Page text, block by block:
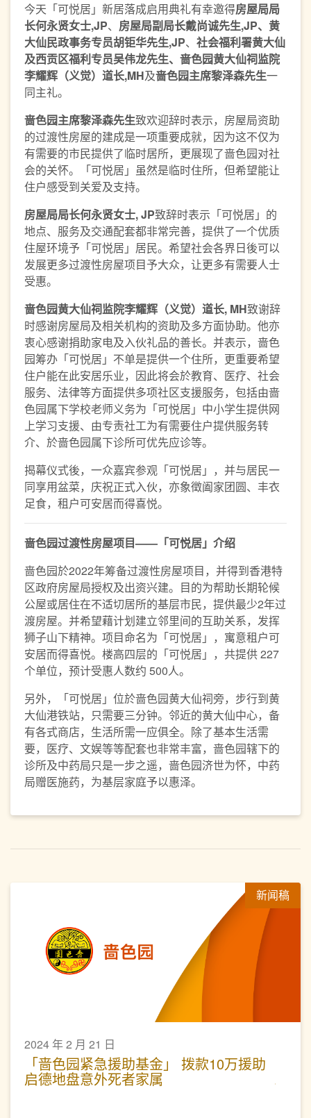
今天「可悦居」新居落成启用典礼有幸邀得房屋局局
长何永贤女士,JP、 房屋局副局长戴尚诚先生,JP、黄
大仙民政事务专员胡钜华先生,JP、 社会福利署黄大仙
及西贡区福利专员吴伟龙先生、 啬色园黄大仙祠监院
李耀辉（义觉）道长,MH及啬色园主席黎泽森先生一
同主礼。
啬色园主席黎泽森先生致欢迎辞时表示，房屋局资助
的过渡性房屋的建成是一项重要成就，因为这不仅为
有需要的市民提供了临时居所，更展现了啬色园对社
会的关怀。「可悦居」虽然是临时住所，但希望能让
住户感受到关爱及支持。
房屋局局长何永贤女士, JP致辞时表示「可悦居」的
地点、服务及交通配套都非常完善，提供了一个优质
住屋环境予「可悦居」居民。希望社会各界日後可以
发展更多过渡性房屋项目予大众，让更多有需要人士
受惠。
啬色园黄大仙祠监院李耀辉（义觉）道长, MH致谢辞
时感谢房屋局及相关机构的资助及多方面协助。他亦
衷心感谢捐助家电及入伙礼品的善长。并表示，啬色
园筹办「可悦居」不单是提供一个住所，更重要希望
住户能在此安居乐业，因此将会於教育、医疗、社会
服务、法律等方面提供多项社区支援服务，包括由啬
色园属下学校老师义务为「可悦居」中小学生提供网
上学习支援、由专责社工为有需要住户提供服务转
介、於啬色园属下诊所可优先应诊等。
揭幕仪式後，一众嘉宾参观「可悦居」，并与居民一
同享用盆菜，庆祝正式入伙，亦象徵阖家团圆、丰衣
足食，租户可安居而得喜悦。
啬色园过渡性房屋项目—— 「可悦居」介绍
啬色园於2022年筹备过渡性房屋项目，并得到香港特
区政府房屋局授权及出资兴建。目的为帮助长期轮候
公屋或居住在不适切居所的基层市民，提供最少2年过
渡房屋。并希望藉计划建立邻里间的互助关系，发挥
狮子山下精神。项目命名为「可悦居」，寓意租户可
安居而得喜悦。楼高四层的「可悦居」，共提供 227
个单位，预计受惠人数约 500人。
另外，「可悦居」位於啬色园黄大仙祠旁，步行到黄
大仙港铁站，只需要三分钟。邻近的黄大仙中心，备
有各式商店，生活所需一应俱全。除了基本生活需
要，医疗、文娱等等配套也非常丰富，啬色园辖下的
诊所及中药局只是一步之遥，啬色园济世为怀，中药
局赠医施药，为基层家庭予以惠泽。
新闻稿
2024 年 2 月 21 日
「啬色园紧急援助基金」 拨款10万援助
启德地盘意外死者家属 ​